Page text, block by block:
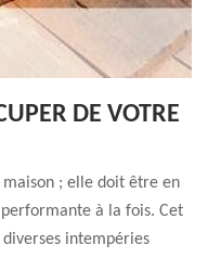
DE VOTRE
; elle doit être en
à la fois. Cet
intempéries